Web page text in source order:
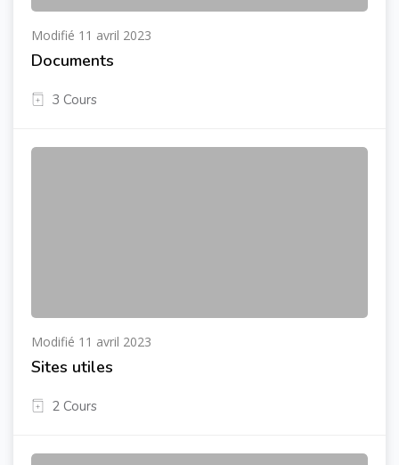
Modifié 11 avril 2023
Documents
3 Cours
Modifié 11 avril 2023
Sites utiles
2 Cours